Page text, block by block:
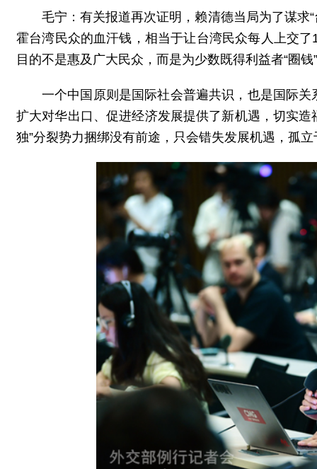
毛宁：有关报道再次证明，赖清德当局为了谋求
霍台湾民众的血汗钱，相当于让台湾民众每人上交了
目的不是惠及广大民众，而是为少数既得利益者“圈
一个中国原则是国际社会普遍共识，也是国际
扩大对华出口、促进经济发展提供了新机遇，切实
独”分裂势力捆绑没有前途，只会错失发展机遇，孤